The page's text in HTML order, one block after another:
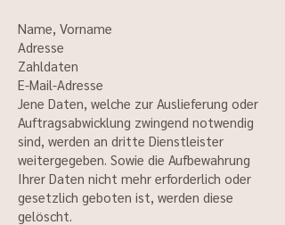
Name, Vorname
Adresse
Zahldaten
E-Mail-Adresse
Jene Daten, welche zur Auslieferung oder
Auftragsabwicklung zwingend notwendig
sind, werden an dritte Dienstleister
weitergegeben. Sowie die Aufbewahrung
Ihrer Daten nicht mehr erforderlich oder
gesetzlich geboten ist, werden diese
gelöscht.